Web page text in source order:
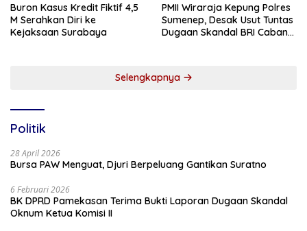
Buron Kasus Kredit Fiktif 4,5
M Serahkan Diri ke
Kejaksaan Surabaya
PMII Wiraraja Kepung Polres
Sumenep, Desak Usut Tuntas
Dugaan Skandal BRI Cabang
Selengkapnya
Politik
28 April 2026
Bursa PAW Menguat, Djuri Berpeluang Gantikan Suratno
6 Februari 2026
BK DPRD Pamekasan Terima Bukti Laporan Dugaan Skandal
Oknum Ketua Komisi II